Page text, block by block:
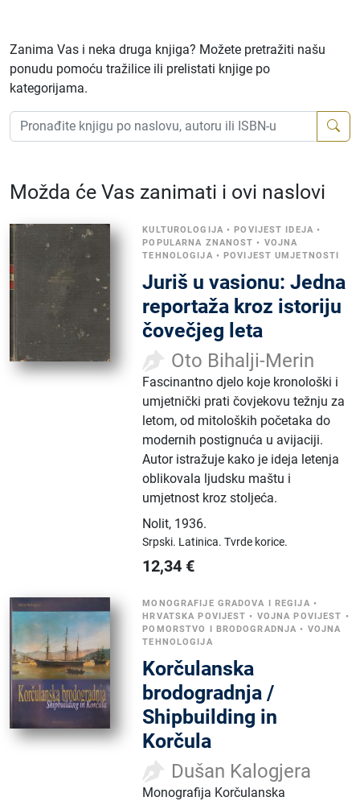
Zanima Vas i neka druga knjiga? Možete pretražiti našu
ponudu pomoću tražilice ili prelistati knjige po
kategorijama.
Možda će Vas zanimati i ovi naslovi
KULTUROLOGIJA •POVIJEST IDEJA •
POPULARNA ZNANOST • VOJNA
TEHNOLOGIJA •POVIJEST UMJETNOSTI
Juriš u vasionu: Jedna
reportaža kroz istoriju
čovečjeg leta
Oto Bihalji-Merin
Fascinantno djelo koje kronološki i
umjetnički prati čovjekovu težnju za
letom, od mitoloških početaka do
modernih postignuća u avijaciji.
Autor istražuje kako je ideja letenja
oblikovala ljudsku maštu i
umjetnost kroz stoljeća.
Nolit, 1936.
Srpski. Latinica.Tvrde korice.
12,34 €
MONOGRAFIJE GRADOVA I REGIJA •
HRVATSKA POVIJEST • VOJNA POVIJEST •
POMORSTVO I BRODOGRADNJA • VOJNA
TEHNOLOGIJA
Korčulanska
brodogradnja /
Shipbuilding in
Korčula
Dušan Kalogjera
Monografija Korčulanska